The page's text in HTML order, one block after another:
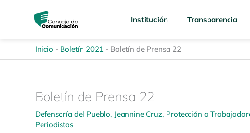
Institución Transparencia
Inicio - Boletín 2021 - Boletín de Prensa 22
Boletín de Prensa 22
Defensoría del Pueblo, Jeannine Cruz, Protección a
Periodistas